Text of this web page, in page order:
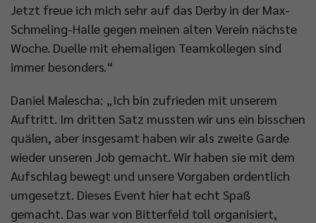
Jetzt freue ich mich sehr auf das Derby in der Max-
Schmeling-Halle gegen meinen alten Verein nächste
Woche. Duelle mit ehemaligen Teamkollegen sind
immer besonders.“
Daniel Malescha: „Ich bin zufrieden mit unserem
Auftritt. Im dritten Satz mussten wir uns ein bisschen
quälen, aber insgesamt haben wir als zweite Garde
wieder unseren Job gemacht. Wir haben sie mit dem
Aufschlag bewegt und unsere Vorgaben ordentlich
umgesetzt. Dieses Event hier hat echt Spaß
gemacht. Das war von Bitterfeld toll organisiert,